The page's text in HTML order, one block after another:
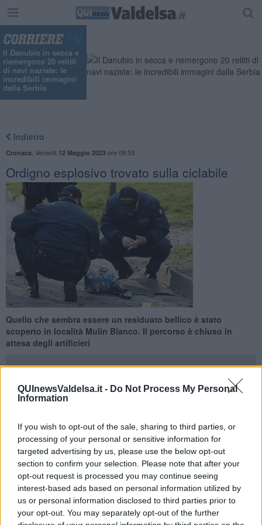
QUInewsValdelsa.it - Do Not Process My Personal
Information
If you wish to opt-out of the sale, sharing to third parties, or
processing of your personal or sensitive information for
targeted advertising by us, please use the below opt-out
section to confirm your selection. Please note that after your
opt-out request is processed you may continue seeing
interest-based ads based on personal information utilized by
us or personal information disclosed to third parties prior to
your opt-out. You may separately opt-out of the further
Il Danubio in secca e
riemergono 20 relitti
di navi naziste: le
incredibili immagini
dalla Serbia
Indietro
Cronaca Venerdì 12 Maggio 2023ore 09:53
Ordigno esplosivo trovato sulla ciclabile
Quello che sembra essere un residuato bellico è stato
scoperto in località Mulin Bianco. Il percorso è chiuso in
attesa degli artificieri
in corso dove per la seconda volta in pochi giorni avviene un
ritrovamento di materiale pericoloso.
Ieri pomeriggioil Comune di Monteriggioni ha diramato una
comunicazione che avvisava tutti i cittadini di non percorrere la
ciclabile per la presenza di presunti residuati bellici.Lunedì la
superstrada è stata chiusa per il ritrovamento di materiale esplosivo
abbandonato in una piazzola dentro aduna busta di plastica. Da qui
è scattato l'allarme che ha visto per alcune ore la chiusura